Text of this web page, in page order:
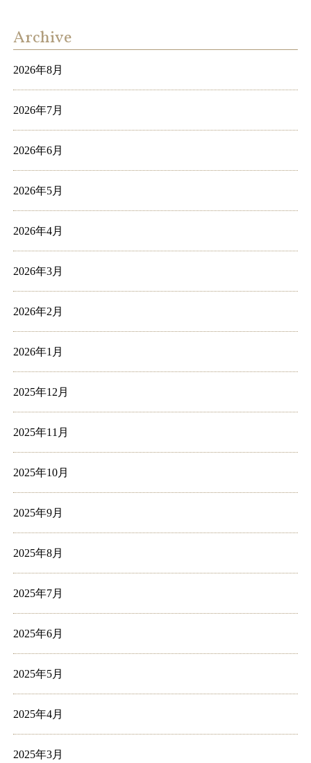
Archive
2026年8月
2026年7月
2026年6月
2026年5月
2026年4月
2026年3月
2026年2月
2026年1月
2025年12月
2025年11月
2025年10月
2025年9月
2025年8月
2025年7月
2025年6月
2025年5月
2025年4月
2025年3月